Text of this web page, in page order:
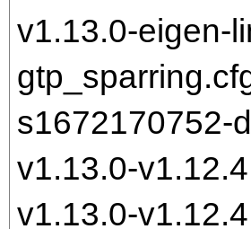
v1.13.0-eigen-
s1672170752-
v1.13.0-v1.12.4
v1.13.0-v1.12.4